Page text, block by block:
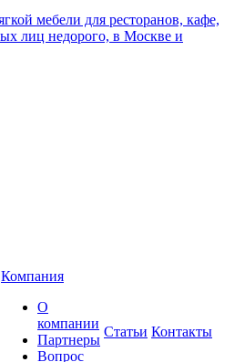
Компания
О
компании
Партнеры
Вопрос
Cтатьи Контакты